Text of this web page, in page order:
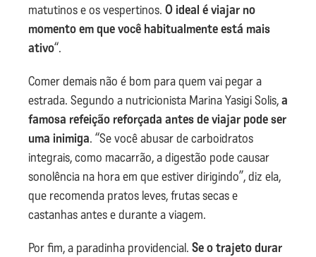
matutinos e os vespertinos. O ideal é viajar no
momento em que você habitualmente está mais
ativo“.
Comer demais não é bom para quem vai pegar a
estrada. Segundo a nutricionista Marina Yasigi Solis,a
famosa refeição reforçada antes de viajar pode ser
uma inimiga. “Se você abusar de carboidratos
integrais, como macarrão, a digestão pode causar
sonolência na hora em que estiver dirigindo”, diz ela,
que recomenda pratos leves, frutas secas e
castanhas antes e durante a viagem.
Por fim, a paradinha providencial. Se o trajeto durar